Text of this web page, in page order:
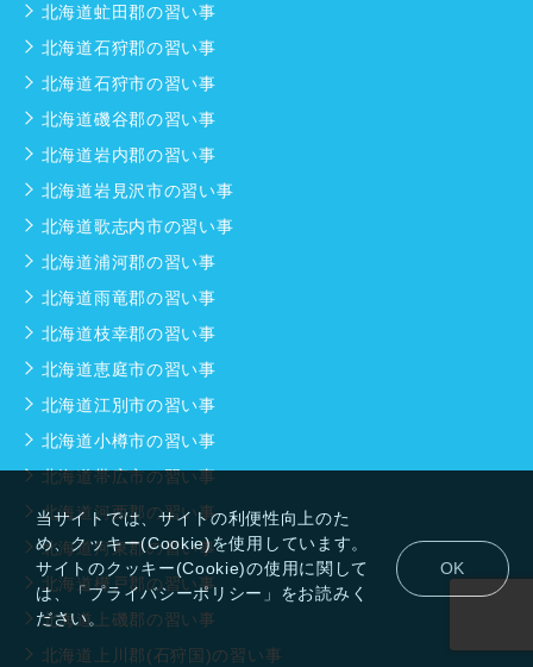
当サイトでは、サイトの利便性向上のた
め、クッキー(Cookie)を使用しています。
サイトのクッキー(Cookie)の使用に関して
は、「プライバシーポリシー」をお読みく
ださい。
OK
北海道虻田郡の習い事
北海道石狩郡の習い事
北海道石狩市の習い事
北海道磯谷郡の習い事
北海道岩内郡の習い事
北海道岩見沢市の習い事
北海道歌志内市の習い事
北海道浦河郡の習い事
北海道雨竜郡の習い事
北海道枝幸郡の習い事
北海道恵庭市の習い事
北海道江別市の習い事
北海道小樽市の習い事
北海道帯広市の習い事
北海道河西郡の習い事
北海道河東郡の習い事
北海道樺戸郡の習い事
北海道上磯郡の習い事
北海道上川郡(石狩国)の習い事